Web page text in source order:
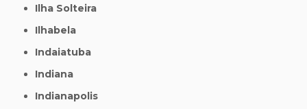
Ilha Solteira
Ilhabela
Indaiatuba
Indiana
Indianapolis